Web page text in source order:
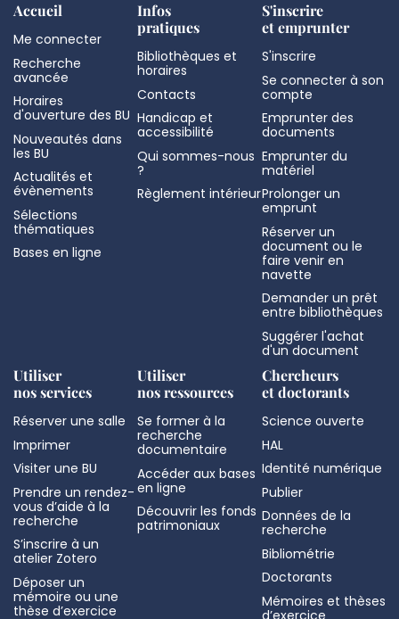
Accueil
Me connecter
Recherche
avancée
Horaires
d'ouverture des BU
Nouveautés dans
les BU
Actualités et
évènements
Sélections
thématiques
Bases en ligne
Infos
pratiques
Bibliothèques et
horaires
Contacts
Handicap et
accessibilité
Qui sommes-nous
?
Règlement intérieur
S'inscrire
et emprunter
S'inscrire
Se connecter à son
compte
Emprunter des
documents
Emprunter du
matériel
Prolonger un
emprunt
Réserver un
document ou le
faire venir en
navette
Demander un prêt
entre bibliothèques
Suggérer l'achat
d'un document
Utiliser
nos services
Réserver une salle
Imprimer
Visiter une BU
Prendre un rendez-
vous d’aide à la
recherche
S’inscrire à un
atelier Zotero
Déposer un
mémoire ou une
thèse d’exercice
Utiliser
nos ressources
Se former à la
recherche
documentaire
Accéder aux bases
en ligne
Découvrir les fonds
patrimoniaux
Chercheurs
et doctorants
Science ouverte
HAL
Identité numérique
Publier
Données de la
recherche
Bibliométrie
Doctorants
Mémoires et thèses
d’exercice